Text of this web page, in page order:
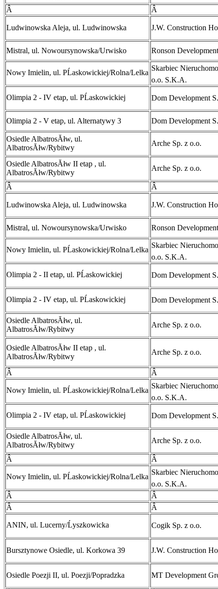
Â Â
Ludwinowska Aleja, ul. Ludwinowska J.W. Construction
Mistral, ul. Nowoursynowska/Urwisko Ronson
Nowy Imielin, ul. PĹaskowickiej/Rolna/Lelka
Skarbiec
o.o. S.K.A.
Olimpia 2 - IV etap, ul. PĹaskowickiej Dom Development
Olimpia 2 - V etap, ul. Alternatywy 3 Dom Development
Osiedle AlbatrosĂłw, ul.
AlbatrosĂłw/Rybitwy
Arche Sp. z o.o.
Osiedle AlbatrosĂłw II etap , ul.
AlbatrosĂłw/Rybitwy
Arche Sp. z o.o.
Â Â
Ludwinowska Aleja, ul. Ludwinowska J.W. Construction
Mistral, ul. Nowoursynowska/Urwisko Ronson
Nowy Imielin, ul. PĹaskowickiej/Rolna/Lelka
Skarbiec
o.o. S.K.A.
Olimpia 2 - II etap, ul. PĹaskowickiej Dom Development
Olimpia 2 - IV etap, ul. PĹaskowickiej Dom Development
Osiedle AlbatrosĂłw, ul.
AlbatrosĂłw/Rybitwy
Arche Sp. z o.o.
Osiedle AlbatrosĂłw II etap , ul.
AlbatrosĂłw/Rybitwy
Arche Sp. z o.o.
Â Â
Nowy Imielin, ul. PĹaskowickiej/Rolna/Lelka
Skarbiec
o.o. S.K.A.
Olimpia 2 - IV etap, ul. PĹaskowickiej Dom Development
Osiedle AlbatrosĂłw, ul.
AlbatrosĂłw/Rybitwy
Arche Sp. z o.o.
Â Â
Nowy Imielin, ul. PĹaskowickiej/Rolna/Lelka
Skarbiec
o.o. S.K.A.
Â
Â
Â
Â
ANIN, ul. Lucerny/Ĺyszkowicka Cogik Sp. z o.o.
Bursztynowe Osiedle, ul. Korkowa 39 J.W. Construction
Osiedle Poezji II, ul. Poezji/Popradzka MT Development